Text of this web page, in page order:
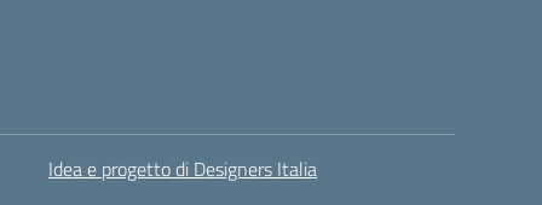
Idea e progetto di Designers Italia